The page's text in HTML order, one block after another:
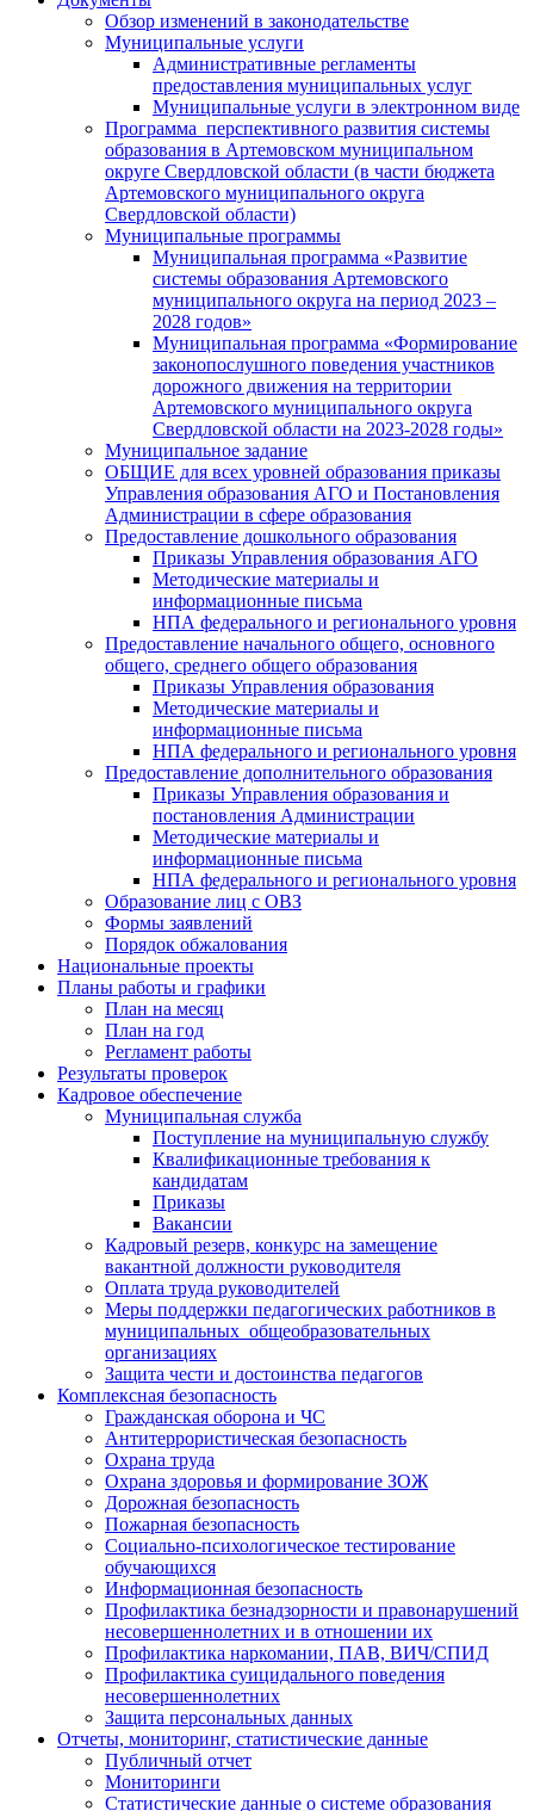
Обзор изменений в законодательстве
Муниципальные услуги
Административные регламенты
предоставления муниципальных услуг
Муниципальные услуги в электронном виде
Программа перспективного развития системы
образования в Артемовском муниципальном
округе Свердловской области (в части бюджета
Артемовского муниципального округа
Свердловской области)
Муниципальные программы
Муниципальная программа «Развитие
системы образования Артемовского
муниципального округа на период 2023 –
2028 годов»
Муниципальная программа «Формирование
законопослушного поведения участников
дорожного движения на территории
Артемовского муниципального округа
Свердловской области на 2023-2028 годы»
Муниципальное задание
ОБЩИЕ для всех уровней образования приказы
Управления образования АГО и Постановления
Администрации в сфере образования
Предоставление дошкольного образования
Приказы Управления образования АГО
Методические материалы и
информационные письма
НПА федерального и регионального уровня
Предоставление начального общего, основного
общего, среднего общего образования
Приказы Управления образования
Методические материалы и
информационные письма
НПА федерального и регионального уровня
Предоставление дополнительного образования
Приказы Управления образования и
постановления Администрации
Методические материалы и
информационные письма
НПА федерального и регионального уровня
Образование лиц с ОВЗ
Формы заявлений
Порядок обжалования
Национальные проекты
Планы работы и графики
План на месяц
План на год
Регламент работы
Результаты проверок
Кадровое обеспечение
Муниципальная служба
Поступление на муниципальную службу
Квалификационные требования к
кандидатам
Приказы
Вакансии
Кадровый резерв, конкурс на замещение
вакантной должности руководителя
Оплата труда руководителей
Меры поддержки педагогических работников в
муниципальных общеобразовательных
организациях
Защита чести и достоинства педагогов
Комплексная безопасность
Гражданская оборона и ЧС
Антитеррористическая безопасность
Охрана труда
Охрана здоровья и формирование ЗОЖ
Дорожная безопасность
Пожарная безопасность
Социально-психологическое тестирование
обучающихся
Информационная безопасность
Профилактика безнадзорности и правонарушений
несовершеннолетних и в отношении их
Профилактика наркомании, ПАВ, ВИЧ/СПИД
Профилактика суицидального поведения
несовершеннолетних
Защита персональных данных
Отчеты, мониторинг, статистические данные
Публичный отчет
Мониторинги
Статистические данные о системе образования